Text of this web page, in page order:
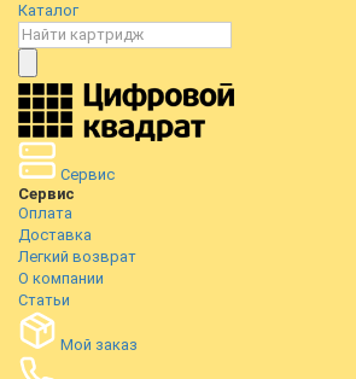
Каталог
Сервис
Сервис
Оплата
Доставка
Легкий возврат
О компании
Статьи
Мой заказ